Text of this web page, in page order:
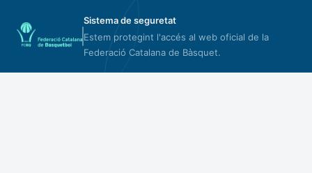
Sistema de seguretat
Estem protegint l'accés al web oficial de la
Federació Catalana de Bàsquet.